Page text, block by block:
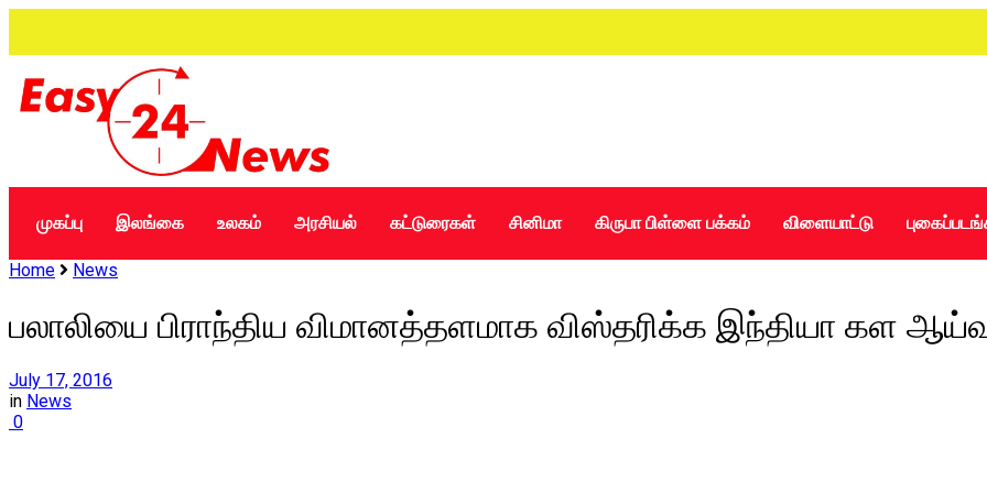
முகப்பு இலங்கை உலகம் அரசியல் கட்டுரைகள் சினிமா கிருபா பிள்ளை பக்கம் விளையாட்டு
Home News
பலாலியை பிராந்திய விமானத்தளமாக விஸ்தரிக்க இந்தியா கள
July 17, 2016
in News
0